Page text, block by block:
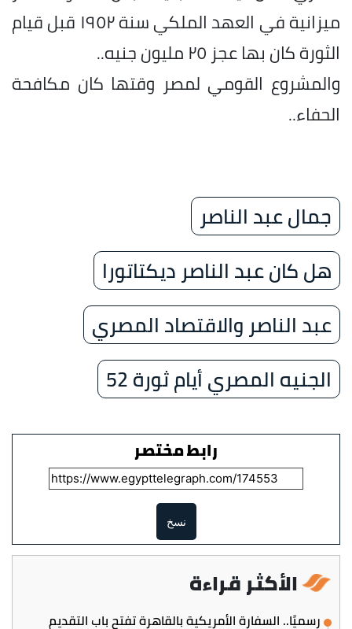
ميزانية في العهد الملكي سنة ١٩٥٢ قبل قيام
الثورة كان بها عجز ٢٥ مليون جنيه..
والمشروع القومي لمصر وقتها كان مكافحة
الحفاء..
جمال عبد الناصر
هل كان عبد الناصر ديكتاتورا
عبد الناصر والاقتصاد المصري
الجنيه المصري أيام ثورة 52
رابط مختصر
نسخ
الأكثر قراءة
رسميًا.. السفارة الأمريكية بالقاهرة تفتح باب التقديم